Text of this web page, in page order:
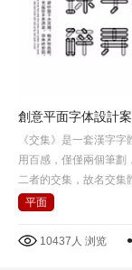
創意平面字体設計案
《交集》是一套漢字
用百感，僅僅兩個筆劃
二者的交集，故名交集
念，在黑白灰背景下所
平面
10437人 浏览